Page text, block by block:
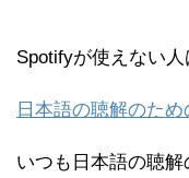
Spotifyが使えない人
日本語の聴解のた
いつも日本語の聴